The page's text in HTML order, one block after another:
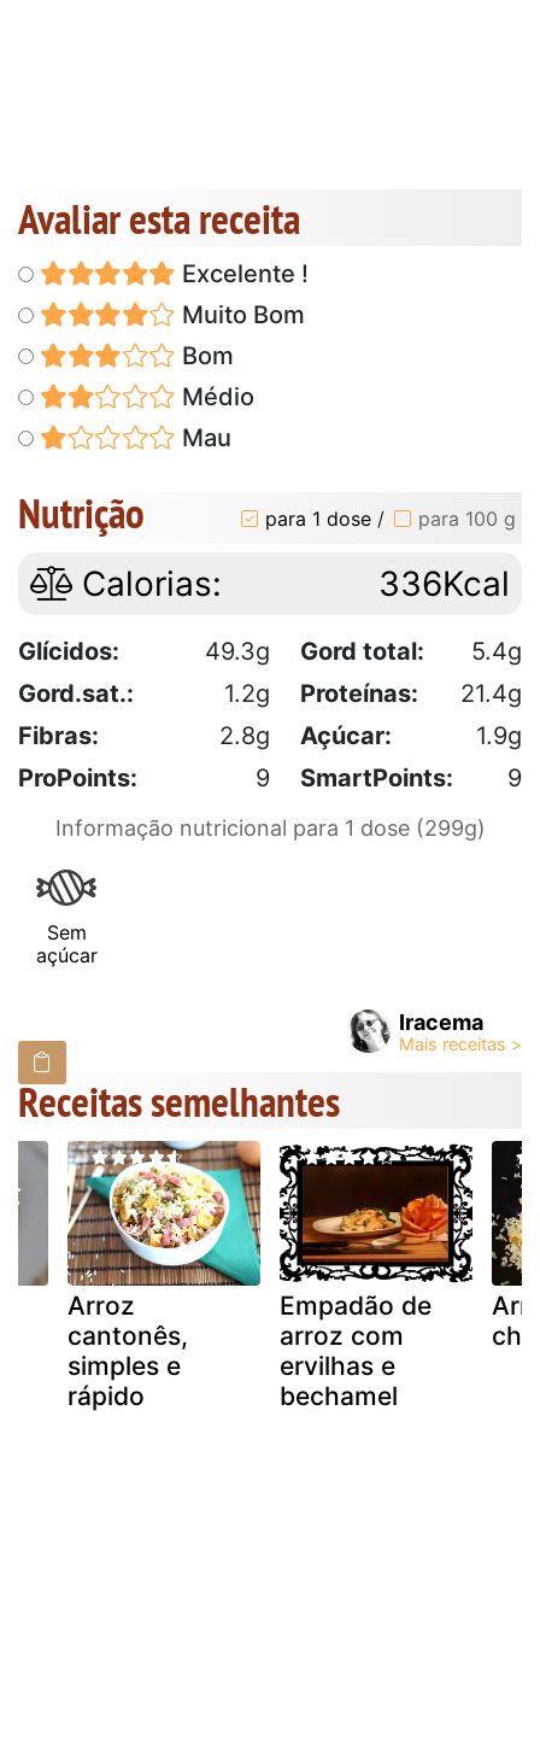
Avaliar esta receita
Excelente !
Muito Bom
Bom
Médio
Mau
Nutrição para 1 dose / para 100 g
Calorias: 336Kcal
Glícidos: 49.3g Gord total:
5.4g
Gord.sat.:
1.2g Proteínas:
21.4g
Fibras:
2.8g Açúcar:
1.9g
ProPoints:
9 SmartPoints: 9
Informação nutricional para 1 dose (299g)
Sem
açúcar
Iracema
Receitas semelhantes
Arroz
cantonês,
simples e
rápido
Empadão de
arroz com
ervilhas e
bechamel